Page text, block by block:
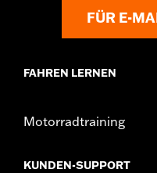
FÜR E-
FAHREN LERNEN
Motorradtraining
KUNDEN-SUPPORT